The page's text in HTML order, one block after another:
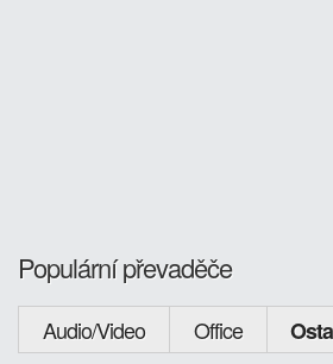
Populární převaděče
Audio/Video Office